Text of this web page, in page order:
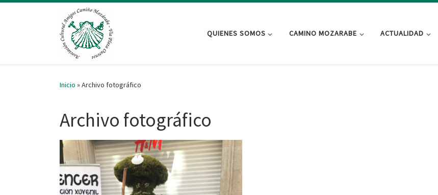
Saltar al contenido
QUIENES SOMOS CAMINO MOZARABE ACTUALIDAD
Inicio »Archivo fotográfico
Archivo fotográfico